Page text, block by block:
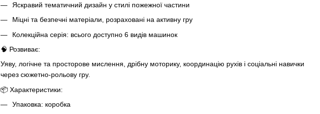
Яскравий тематичний дизайн у стилі пожежної частини
Міцні та безпечні матеріали, розраховані на активну гру
Колекційна серія: всього доступно 6 видів машинок
🧠 Розвиває:
Уяву, логічне та просторове мислення, дрібну моторику, координацію рухів і соціальні навички
через сюжетно-рольову гру.
📦 Характеристики:
Упаковка: коробка